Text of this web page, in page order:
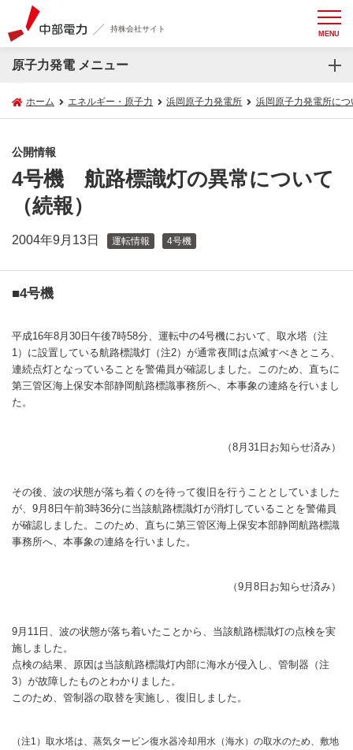
持株会社サイト MENU
原子力発電 メニュー
ホーム エネルギー・原子力 浜岡原子力発電所 浜岡原子力発電所につ
公開情報
4号機 航路標識灯の異常について
（続報）
2004年9月13日 運転情報 4号機
■4号機
平成16年8月30日午後7時58分、運転中の4号機において、取水塔（注
1）に設置している航路標識灯（注2）が通常夜間は点滅すべきところ、
連続点灯となっていることを警備員が確認しました。このため、直ちに
第三管区海上保安本部静岡航路標識事務所へ、本事象の連絡を行いまし
た。
（8月31日お知らせ済み）
その後、波の状態が落ち着くのを待って復旧を行うこととしていました
が、9月8日午前3時36分に当該航路標識灯が消灯していることを警備員
が確認しました。このため、直ちに第三管区海上保安本部静岡航路標識
事務所へ、本事象の連絡を行いました。
（9月8日お知らせ済み）
9月11日、波の状態が落ち着いたことから、当該航路標識灯の点検を実
施しました。
点検の結果、原因は当該航路標識灯内部に海水が侵入し、管制器（注
3）が故障したものとわかりました。
このため、管制器の取替を実施し、復旧しました。
（注1）取水塔は、蒸気タービン復水器冷却用水（海水）の取水のため、敷地